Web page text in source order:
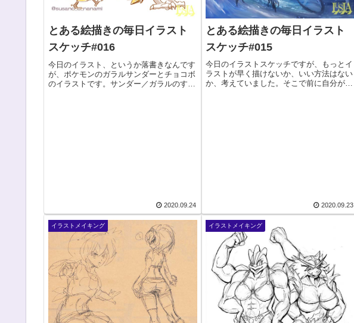
とある絵描きの毎日イラスト
スケッチ#016
今日のイラスト、というか落書きなんです
が、ポケモンのガラルサンダーとチョコボ
のイラストです。サンダー／ガラルのすが
2020.09.24
とある絵描きの毎日イラスト
スケッチ#015
今日のイラストスケッチですが、もっとイ
ラストが早く描けないか、いい方法はない
か、考えていました。そこで前に自分が描
2020.09.23
イラストメイキング イラストメイキング